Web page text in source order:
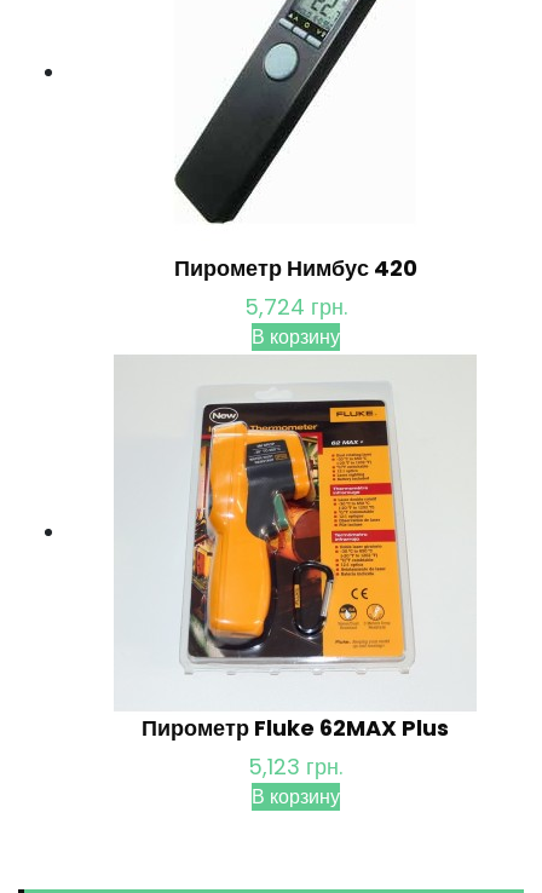
Пирометр Нимбус 420
5,724 грн.
В корзину
Пирометр Fluke 62MAX Plus
5,123 грн.
В корзину